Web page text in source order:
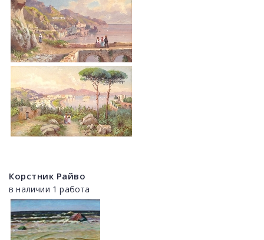
Корстник Райво
в наличии 1 работа